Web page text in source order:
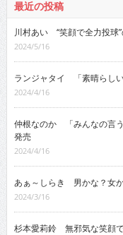
最近の投稿
川村あい “笑顔で全力投球
2024/5/16
ランジャタイ 「素晴らし
2024/4/16
仲根なのか 「みんなの言
発売
2024/4/16
あぁ～しらき 男かな？女
2024/3/16
杉本愛莉鈴 無邪気な笑顔で